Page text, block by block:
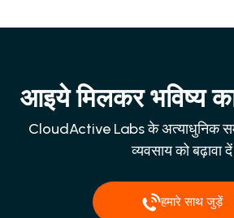
आइये मिलकर भविष्य का
CloudActive Labs के अत्याधुनिक
व्यवसाय को बढ़ावा दें
हमारे साथ जुड़ें